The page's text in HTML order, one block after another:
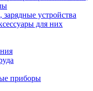
устройства
для них
приборы